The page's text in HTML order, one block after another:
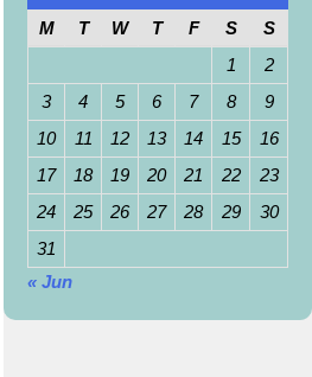
or
decrease
volume.
M
T W T F S
S
1
2
3
4 5 6 7 8
9
10
11 12 13 14 15
16
17
18 19 20 21 22
23
24
25 26 27 28 29
30
31
« Jun